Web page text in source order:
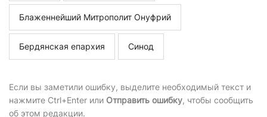
Блаженнейший Митрополит Онуфрий
Бердянская епархия Синод
Если вы заметили ошибку, выделите необходимый текст и
нажмите Ctrl+Enter или Отправить ошибку, чтобы сообщить
об этом редакции.